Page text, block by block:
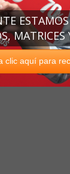
clic aquí para